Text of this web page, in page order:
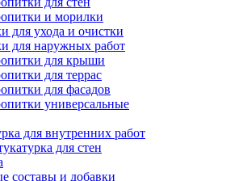
и морилки
для ухода и очистки
для наружных работ
для крыши
для террас
для фасадов
универсальные
для внутренних работ
для стен
составы и добавки